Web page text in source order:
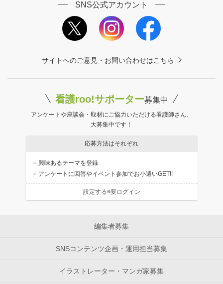
SNS公式アカウント
サイトへのご意見・お問い合わせはこちら
看護roo!サポーター募集中
アンケートや座談会・取材にご協力いただける看護師さん、
大募集中です！
応募方法はそれぞれ
興味あるテーマを登録
アンケートに回答やイベント参加でお小遣いGET!!
設定する※要ログイン
編集者募集
SNSコンテンツ企画・運用担当募集
イラストレーター・マンガ家募集